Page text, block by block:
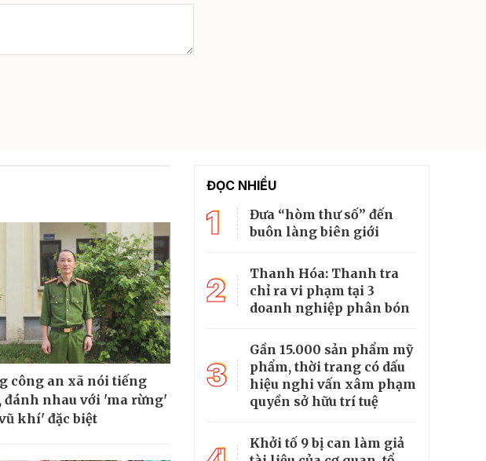
công an xã nói tiếng
đánh nhau với 'ma rừng'
khí' đặc biệt
ĐỌC NHIỀU
1
Đưa “hòm thư số” đến
buôn làng biên giới
2
Thanh Hóa: Thanh tra
chỉ ra vi phạm tại 3
doanh nghiệp phân bón
3
Gần 15.000 sản phẩm mỹ
phẩm, thời trang có dấu
hiệu nghi vấn xâm phạm
quyền sở hữu trí tuệ
Khởi tố 9 bị can làm giả